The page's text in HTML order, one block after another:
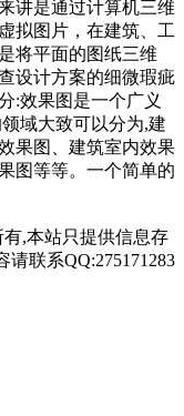
讲是通过计算机三维
拟图片，在建筑、工
将平面的图纸三维
设计方案的细微瑕疵
:效果图是一个广义
域大致可以分为,建
果图、建筑室内效果
图等等。一个简单的
有,本站只提供信息存
联系QQ:275171283